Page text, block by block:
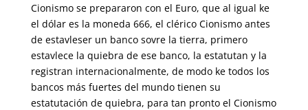
Cionismo se prepararon con el Euro, que al igual ke
el dólar es la moneda 666, el clérico Cionismo antes
de estavleser un banco sovre la tierra, primero
estavlece la quiebra de ese banco, la estatutan y la
registran internacionalmente, de modo ke todos los
bancos más fuertes del mundo tienen su
estatutación de quiebra, para tan pronto el Cionismo